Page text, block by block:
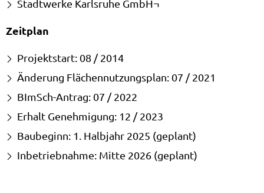
Stadtwerke Karlsruhe GmbH¬
Zeitplan
Projektstart: 08 / 2014
Änderung Flächennutzungsplan: 07 / 2021
BImSch-Antrag: 07 / 2022
Erhalt Genehmigung: 12 / 2023
Baubeginn: 1. Halbjahr 2025 (geplant)
Inbetriebnahme: Mitte 2026 (geplant)